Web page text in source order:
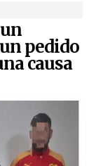
pedido
causa